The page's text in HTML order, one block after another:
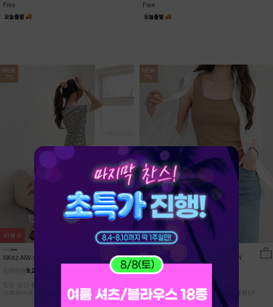
Free
Free
NEW
7%
NK62-NW-11/유포니 반팔+반바지 홈웨
9,210원
입는 순간 편안함이 달라지는 캡내장
스트라이프 홈웨어 SET
리뷰 0
NEW
7%
NK62-TS-32/일루민 뒤트임 셔츠_DY
21,900원
[ 답답한ZERO! 시스루 원단! ]
[55-99] 은은하게 반짝이는 고급링클원단!
자연스럽게 흐르는 핏!
리뷰15